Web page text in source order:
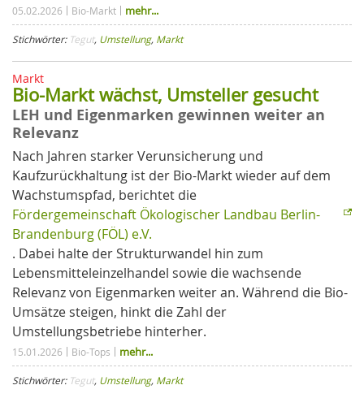
05.02.2026 Bio-Markt mehr...
Stichwörter: Tegut, Umstellung, Markt
Markt
Bio-Markt wächst, Umsteller gesucht
LEH und Eigenmarken gewinnen weiter an
Relevanz
Nach Jahren starker Verunsicherung und
Kaufzurückhaltung ist der Bio-Markt wieder auf dem
Wachstumspfad, berichtet die
Fördergemeinschaft Ökologischer Landbau Berlin-
Brandenburg (FÖL) e.V.
. Dabei halte der Strukturwandel hin zum
Lebensmitteleinzelhandel sowie die wachsende
Relevanz von Eigenmarken weiter an. Während die Bio-
Umsätze steigen, hinkt die Zahl der
Umstellungsbetriebe hinterher.
15.01.2026 Bio-Tops mehr...
Stichwörter: Tegut, Umstellung, Markt